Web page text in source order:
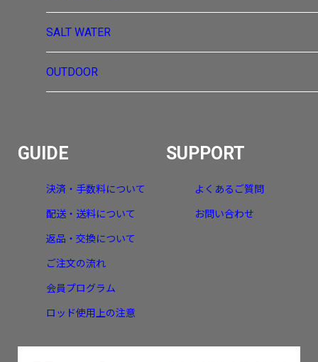
SALT WATER
OUTDOOR
GUIDE
決済・手数料について
配送・送料について
返品・交換について
ご注文の流れ
会員プログラム
ロッド使用上の注意
SUPPORT
よくあるご質問
お問い合わせ